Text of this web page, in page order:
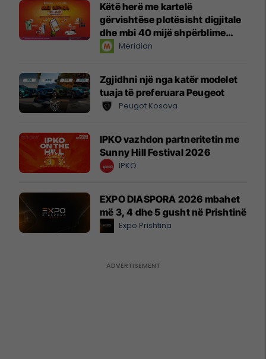
Këtë herë me kartelë
gërvishtëse plotësisht digjitale
dhe mbi 40 mijë shpërblime
instant!Meridian
Zgjidhni një nga katër modelet
tuaja të preferuara Peugeot
Peugot Kosova
IPKO vazhdon partneritetin me
Sunny Hill Festival 2026
IPKO
EXPO DIASPORA 2026 mbahet
më 3, 4 dhe 5 gusht në Prishtinë
Expo Prishtina